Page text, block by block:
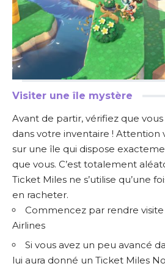
Visiter une île mystère
Avant de partir, vérifiez que
dans votre inventaire !
sur une île qui dispose
que vous. C’est totalement
Ticket Miles ne s’utilise qu’une
en racheter.
Commencez par rendre
Airlines
Si vous avez un peu avancé
lui aura donné un Ticket Miles